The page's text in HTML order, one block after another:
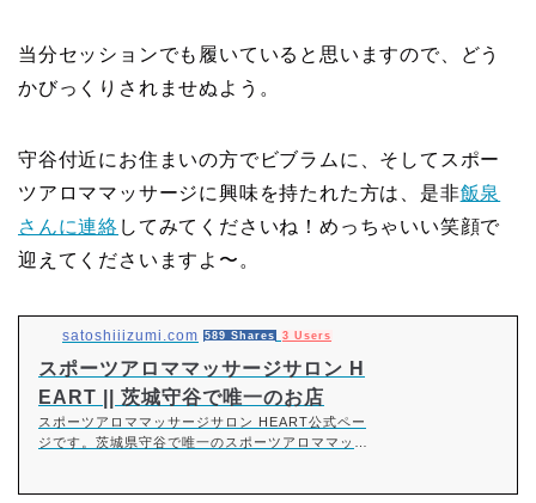
当分セッションでも履いていると思いますので、どう
かびっくりされませぬよう。
守谷付近にお住まいの方でビブラムに、そしてスポー
ツアロママッサージに興味を持たれた方は、是非飯泉
さんに連絡 してみてくださいね！めっちゃいい笑顔で
迎えてくださいますよ〜。
satoshiiizumi.com 589 Shares 3 Users
スポーツアロママッサージサロン H
EART || 茨城守谷で唯一のお店
スポーツアロママッサージサロン HEART公式ペー
ジです。茨城県守谷で唯一のスポーツアロママッサ